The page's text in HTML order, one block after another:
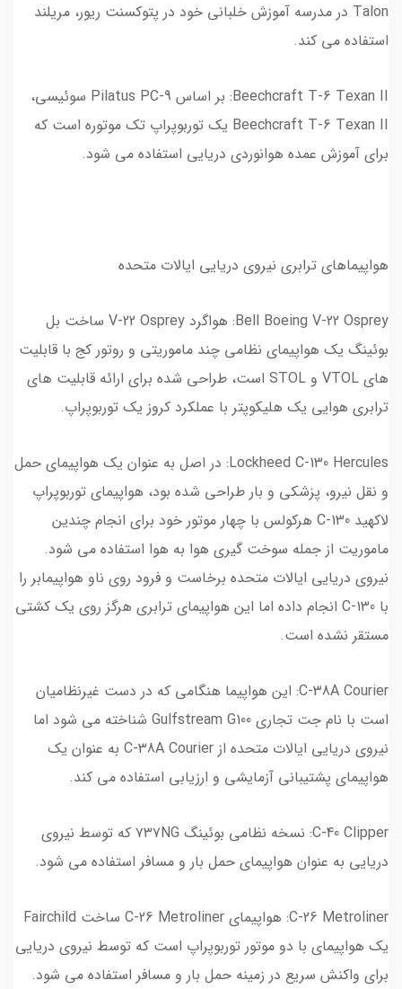
Talon در مدرسه آموزش خلبانی خود در پتوکسنت ریور، مریلند
استفاده می کند.
Beechcraft T-6 Texan II: بر اساس Pilatus PC-9 سوئیسی،
Beechcraft T-6 Texan II یک توربوپراپ تک موتوره است که
برای آموزش عمده هوانوردی دریایی استفاده می شود.
هواپیماهای ترابری نیروی دریایی ایالات متحده
Bell Boeing V-22 Osprey: هواگرد V-22 Osprey ساخت بل
بوئینگ یک هواپیمای نظامی چند ماموریتی و روتور کج با قابلیت
های VTOL و STOL است، طراحی شده برای ارائه قابلیت های
ترابری هوایی یک هلیکوپتر با عملکرد کروز یک توربوپراپ.
Lockheed C-130 Hercules: در اصل به عنوان یک هواپیمای حمل
و نقل نیرو، پزشکی و بار طراحی شده بود، هواپیمای توربوپراپ
لاکهید C-130 هرکولس با چهار موتور خود برای انجام چندین
ماموریت از جمله سوخت گیری هوا به هوا استفاده می شود.
نیروی دریایی ایالات متحده برخاست و فرود روی ناو هواپیمابر را
با C-130 انجام داده اما این هواپیمای ترابری هرگز روی یک کشتی
مستقر نشده است.
C-38A Courier: این هواپیما هنگامی که در دست غیرنظامیان
است با نام جت تجاری Gulfstream G100 شناخته می شود اما
نیروی دریایی ایالات متحده از C-38A Courier به عنوان یک
هواپیمای پشتیبانی آزمایشی و ارزیابی استفاده می کند.
C-40 Clipper: نسخه نظامی بوئینگ ۷۳۷NG که توسط نیروی
دریایی به عنوان هواپیمای حمل بار و مسافر استفاده می شود.
C-26 Metroliner: هواپیمای C-26 Metroliner ساخت Fairchild
یک هواپیمای با دو موتور توربوپراپ است که توسط نیروی دریایی
برای واکنش سریع در زمینه حمل بار و مسافر استفاده می شود.